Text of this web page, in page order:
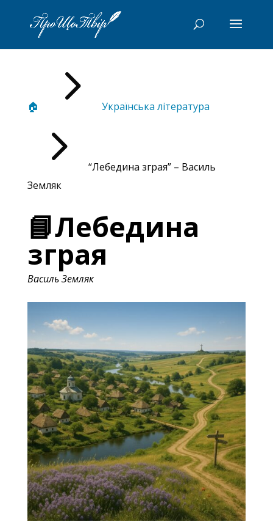
🏠 5 Українська література
5
“Лебедина зграя” – Василь
Земляк
📘Лебедина
зграя
Василь Земляк